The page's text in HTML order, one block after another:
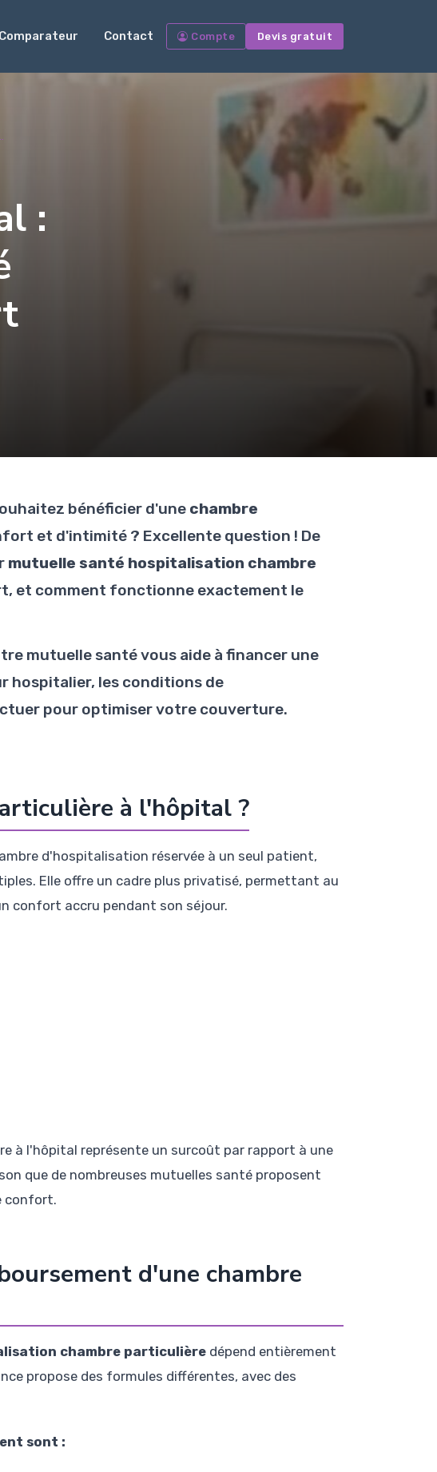
Comparateur Contact Compte Devis gratuit
:
bénéficier d'une chambre
et d'intimité ? Excellente question ! De
mutuelle santé hospitalisation chambre
et comment fonctionne exactement le
mutuelle santé vous aide à financer une
hospitalier, les conditions de
pour optimiser votre couverture.
à l'hôpital ?
d'hospitalisation réservée à un seul patient,
Elle offre un cadre plus privatisé, permettant au
confort accru pendant son séjour.
à l'hôpital représente un surcoût par rapport à une
que de nombreuses mutuelles santé proposent
confort.
d'une chambre
chambre particulière dépend entièrement
propose des formules différentes, avec des
sont :